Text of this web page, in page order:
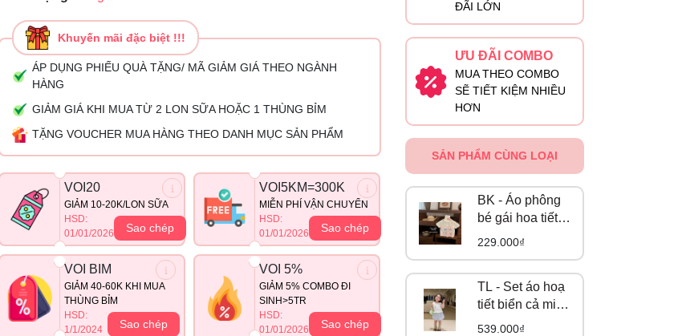
Khuyến mãi đặc biệt !!!
ÁP DỤNG PHIẾU QUÀ TẶNG/ MÃ GIẢM GIÁ THEO NGÀNH
HÀNG
GIẢM GIÁ KHI MUA TỪ 2 LON SỮA HOẶC 1 THÙNG BỈM
TẶNG VOUCHER MUA HÀNG THEO DANH MỤC SẢN PHẨM
VOI20
GIẢM 10-20K/LON SỮA
HSD:
01/01/2026
Sao chép
VOI5KM=300K
MIỄN PHÍ VẬN CHUYỂN
HSD:
01/01/2026
Sao chép
VOI BIM
GIẢM 40-60K KHI MUA
THÙNG BỈM
HSD:
1/1/2024
Sao chép
VOI 5%
GIẢM 5% COMBO ĐI
SINH>5TR
HSD:
01/01/2026
Sao chép
ĐÃI LỚN
ƯU ĐÃI COMBO
MUA THEO COMBO
SẼ TIẾT KIỆM NHIỀU
HƠN
SẢN PHẨM CÙNG LOẠI
BK - Áo phông
bé gái hoa tiết
dễ thương (90-
229.000₫
TL - Set áo hoạ
tiết biển cả mix
short bí caro
539.000₫